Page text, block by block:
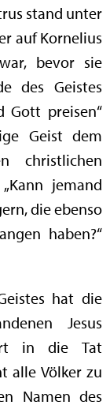
stand unter
auf Kornelius
bevor sie
des Geistes
Gott preisen“
Geist dem
christlichen
jemand
die ebenso
haben?“
hat die
Jesus
in die Tat
alle Völker zu
Namen des